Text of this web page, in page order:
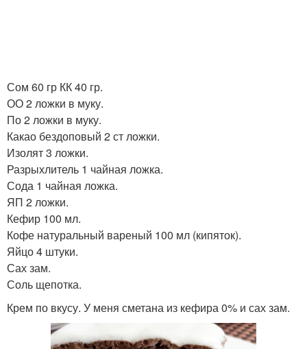
Сом 60 гр КК 40 гр.
ОО 2 ложки в муку.
По 2 ложки в муку.
Какао бездоповый 2 ст ложки.
Изолят 3 ложки.
Разрыхлитель 1 чайная ложка.
Сода 1 чайная ложка.
ЯП 2 ложки.
Кефир 100 мл.
Кофе натуральный вареный 100 мл (кипяток).
Яйцо 4 штуки.
Сах зам.
Соль щепотка.
Крем по вкусу. У меня сметана из кефира 0% и сах зам.